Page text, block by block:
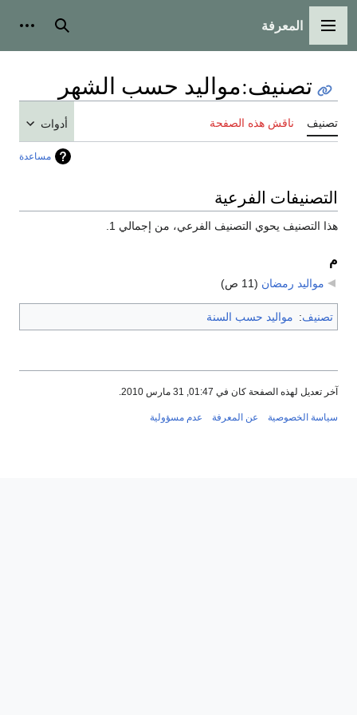
القائمة الرئيسية
المعرفة بحث
تصنيف:مواليد حسب الشهر
تصنيف ناقش هذه الصفحة أدوات
مساعدة
التصنيفات الفرعية
هذا التصنيف يحوي التصنيف الفرعي، من إجمالي 1.
م
مواليد رمضان (11 ص)
تصنيف: مواليد حسب السنة
آخر تعديل لهذه الصفحة كان في 01:47, 31 مارس 2010.
سياسة الخصوصية عن المعرفة عدم مسؤولية